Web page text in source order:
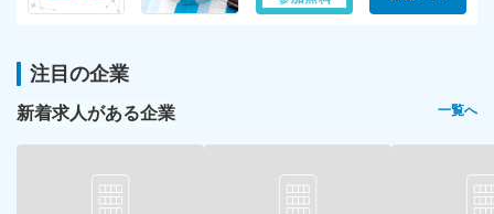
注目の企業
新着求人がある企業 一覧へ